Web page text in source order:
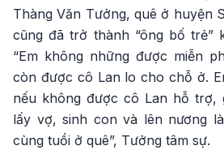
Thàng Văn Tưởng, quê ở huyện
cũng đã trở thành “ông bố trẻ”
“Em không những được miễn
còn được cô Lan lo cho chỗ ở.
nếu không được cô Lan hỗ trợ,
lấy vợ, sinh con và lên nương
cùng tuổi ở quê”, Tưởng tâm sự.